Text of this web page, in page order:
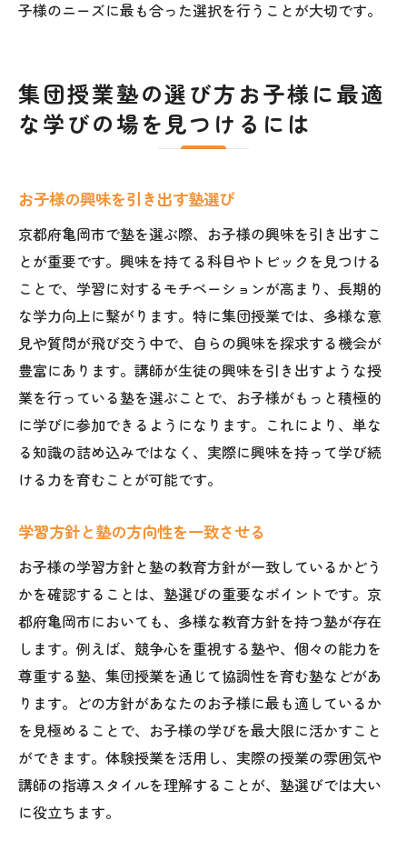
子様のニーズに最も合った選択を行うことが大切です。
集団授業塾の選び方お子様に最適
な学びの場を見つけるには
お子様の興味を引き出す塾選び
京都府亀岡市で塾を選ぶ際、お子様の興味を引き出すこ
とが重要です。興味を持てる科目やトピックを見つける
ことで、学習に対するモチベーションが高まり、長期的
な学力向上に繋がります。特に集団授業では、多様な意
見や質問が飛び交う中で、自らの興味を探求する機会が
豊富にあります。講師が生徒の興味を引き出すような授
業を行っている塾を選ぶことで、お子様がもっと積極的
に学びに参加できるようになります。これにより、単な
る知識の詰め込みではなく、実際に興味を持って学び続
ける力を育むことが可能です。
学習方針と塾の方向性を一致させる
お子様の学習方針と塾の教育方針が一致しているかどう
かを確認することは、塾選びの重要なポイントです。京
都府亀岡市においても、多様な教育方針を持つ塾が存在
します。例えば、競争心を重視する塾や、個々の能力を
尊重する塾、集団授業を通じて協調性を育む塾などがあ
ります。どの方針があなたのお子様に最も適しているか
を見極めることで、お子様の学びを最大限に活かすこと
ができます。体験授業を活用し、実際の授業の雰囲気や
講師の指導スタイルを理解することが、塾選びでは大い
に役立ちます。